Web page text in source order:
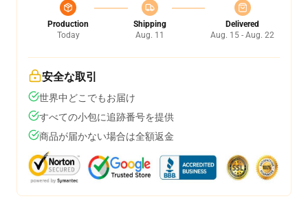
Production
Today
Shipping
Aug. 11
Delivered
Aug. 15 - Aug. 22
安全な取引
世界中どこでもお届け
すべての小包に追跡番号を提供
商品が届かない場合は全額返金